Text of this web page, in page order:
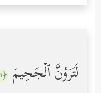
لَتَرَوُنَّ ٱلۡجَحِیمَ ﴿٦﴾